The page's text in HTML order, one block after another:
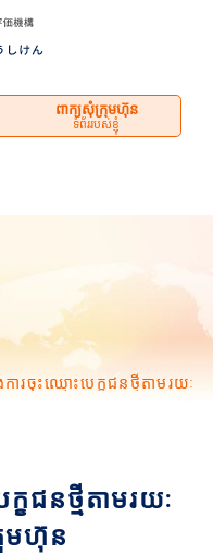
ពាក្យសុំក្រុមហ៊ុន
ទំព័ររបស់ខ្ញុំ
ារចុះឈ្មោះបេក្ខជនថ្មីតាមរយ
ខជនថ្មីតាមរយៈ
មហ៊ុន